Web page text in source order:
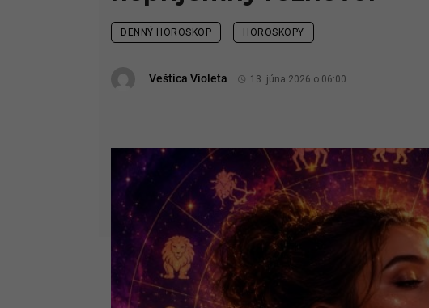
DENNÝ HOROSKOP HOROSKOPY
Veštica Violeta 13. júna 2026 o 06:00